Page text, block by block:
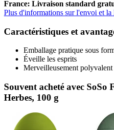
France: Livraison standard
Plus d'informations sur l'envoi et la
Caractéristiques et
Emballage pratique sous
Éveille les esprits
Merveilleusement polyvalent
Souvent acheté avec
Herbes, 100 g